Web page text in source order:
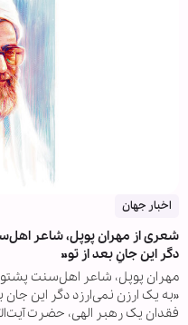
اخبار جهان
شعری از مهران پوپل، شاعر
دگر این جانِ بعد از تو»
مهران پوپل، شاعر اهل‌سنت
«به یک ارزن نمی‌ارزد دگر این جان
فقدان یک رهبر الهی، حضرت